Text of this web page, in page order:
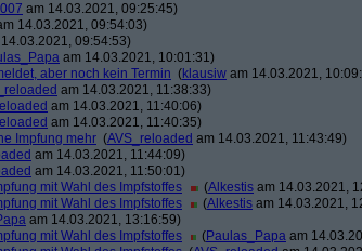
am 14.03.2021, 09:25:45)
14.03.2021, 09:54:03)
09:54:53)
am 14.03.2021, 10:01:31)
aber noch kein Termin (klausiw am 14.03.2021,
am 14.03.2021, 11:38:33)
am 14.03.2021, 11:40:06)
am 14.03.2021, 11:40:35)
Impfung mehr (AVS_reloaded am 14.03.2021, 11:43:49)
am 14.03.2021, 11:44:09)
am 14.03.2021, 11:50:01)
mit Wahl des Impfstoffes
(Alkestis am 14.03.2021,
mit Wahl des Impfstoffes
(Alkestis am 14.03.2021,
am 14.03.2021, 13:16:59)
mit Wahl des Impfstoffes
(Paulas_Papa am